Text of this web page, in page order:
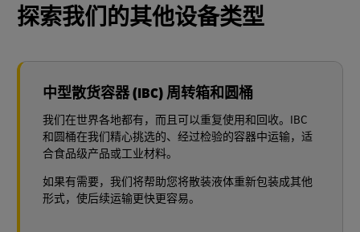
探索我们的其他设备类型
中型散货容器 (IBC) 周转箱和圆桶
我们在世界各地都有，而且可以重复使用和回收。IBC
和圆桶在我们精心挑选的、经过检验的容器中运输，适
合食品级产品或工业材料。
如果有需要，我们将帮助您将散装液体重新包装成其他
形式，使后续运输更快更容易。